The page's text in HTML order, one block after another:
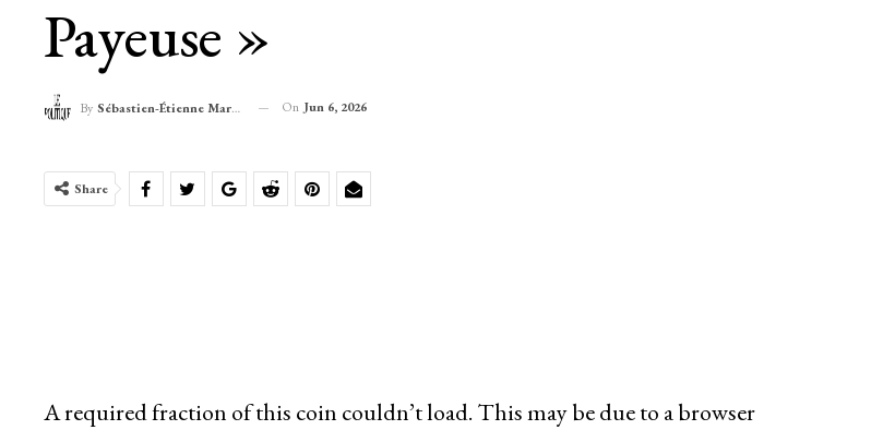
Payeuse »
By Sébastien-Étienne Marechal On Jun 6, 2026
Share
A required fraction of this coin couldn’t load. This may be due to a browser